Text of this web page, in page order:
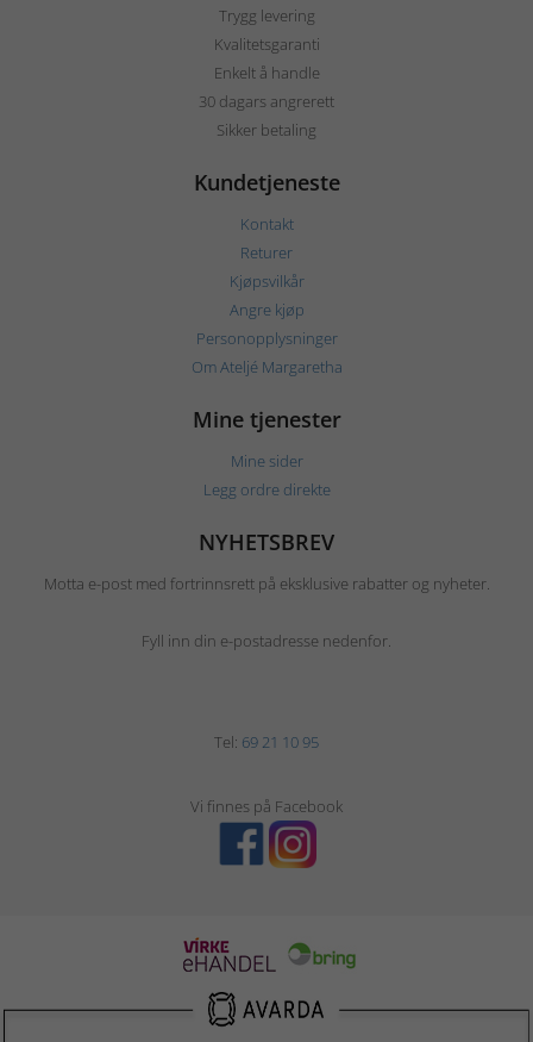
Trygg levering
Kvalitetsgaranti
Enkelt å handle
30 dagars angrerett
Sikker betaling
Kundetjeneste
Kontakt
Returer
Kjøpsvilkår
Angre kjøp
Personopplysninger
Om Ateljé Margaretha
Mine tjenester
Mine sider
Legg ordre direkte
NYHETSBREV
Motta e-post med fortrinnsrett på eksklusive rabatter og nyheter.
Fyll inn din e-postadresse nedenfor.
Tel: 69 21 10 95
Vi finnes på Facebook